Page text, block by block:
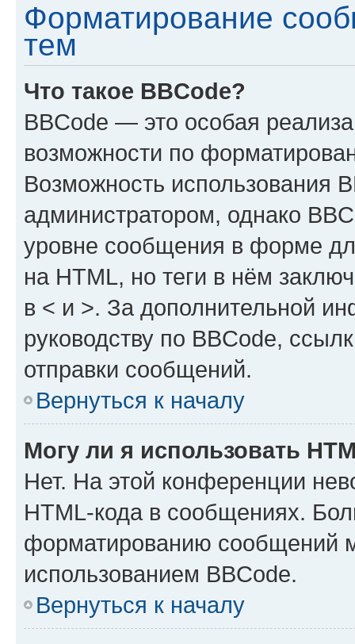
Форматирование
тем
Что такое BBCode?
BBCode — это особая
возможности по
Возможность использования
администратором, однако
уровне сообщения в форме
на HTML, но теги в нём
в < и >. За дополнительной
руководству по BBCode,
отправки сообщений.
Вернуться к началу
Могу ли я использовать
Нет. На этой конференции
HTML-кода в сообщениях.
форматированию сообщений
использованием BBCode.
Вернуться к началу